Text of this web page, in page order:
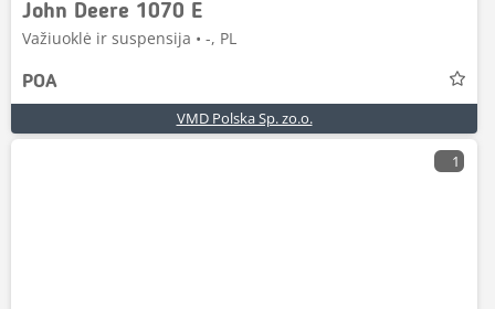
John Deere 1070 E
Važiuoklė ir suspensija • -, PL
POA
VMD Polska Sp. zo.o.
1